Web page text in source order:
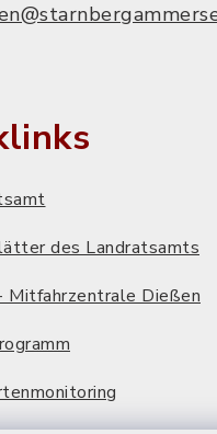
des Landratsamts
Mitfahrzentrale Dießen